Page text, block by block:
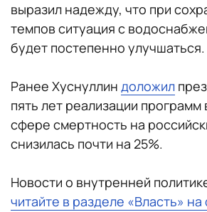
выразил надежду, что при
темпов ситуация с
будет постепенно улучшаться.
Ранее Хуснуллин доложил
пять лет реализации
сфере смертность на
снизилась почти на 25%.
Новости о внутренней
читайте в разделе «Власть» на